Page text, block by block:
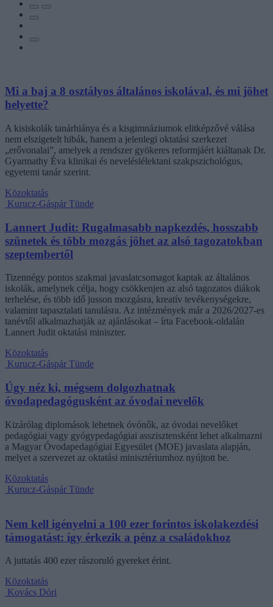
Mi a baj a 8 osztályos általános iskolával, és mi jöhet
helyette?
A kisiskolák tanárhiánya és a kisgimnáziumok elitképzővé válása
nem elszigetelt hibák, hanem a jelenlegi oktatási szerkezet
„erővonalai”, amelyek a rendszer gyökeres reformjáért kiáltanak Dr.
Gyarmathy Éva klinikai és neveléslélektani szakpszichológus,
egyetemi tanár szerint.
Közoktatás
Kurucz-Gáspár Tünde
Lannert Judit: Rugalmasabb napkezdés, hosszabb
szünetek és több mozgás jöhet az alsó tagozatokban
szeptembertől
Tizennégy pontos szakmai javaslatcsomagot kaptak az általános
iskolák, amelynek célja, hogy csökkenjen az alsó tagozatos diákok
terhelése, és több idő jusson mozgásra, kreatív tevékenységekre,
valamint tapasztalati tanulásra. Az intézmények már a 2026/2027-es
tanévtől alkalmazhatják az ajánlásokat – írta Facebook-oldalán
Lannert Judit oktatási miniszter.
Közoktatás
Kurucz-Gáspár Tünde
Úgy néz ki, mégsem dolgozhatnak
óvodapedagógusként az óvodai nevelők
Kizárólag diplomások lehetnek óvónők, az óvodai nevelőket
pedagógiai vagy gyógypedagógiai asszisztensként lehet alkalmazni
a Magyar Óvodapedagógiai Egyesület (MOE) javaslata alapján,
melyet a szervezet az oktatási minisztériumhoz nyújtott be.
Közoktatás
Kurucz-Gáspár Tünde
Nem kell igényelni a 100 ezer forintos iskolakezdési
támogatást: így érkezik a pénz a családokhoz
A juttatás 400 ezer rászoruló gyereket érint.
Közoktatás
Kovács Dóri